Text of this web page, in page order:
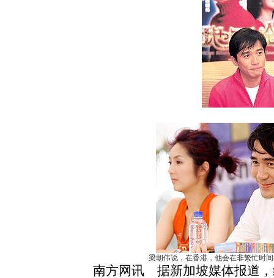
梁朝伟说，在香港，他会在非繁忙时
南方网讯 据新加坡媒体报道，